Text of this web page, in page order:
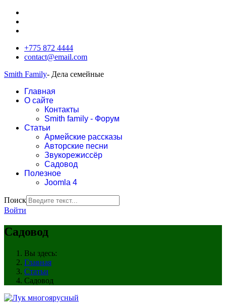
+775 872 4444
contact@email.com
Smith Family- Дела семейные
Главная
О сайте
Контакты
Smith family - Форум
Статьи
Армейские рассказы
Авторские песни
Звукорежиссёр
Садовод
Полезное
Joomla 4
Поиск
Войти
Садовод
Вы здесь:
Главная
Статьи
Садовод